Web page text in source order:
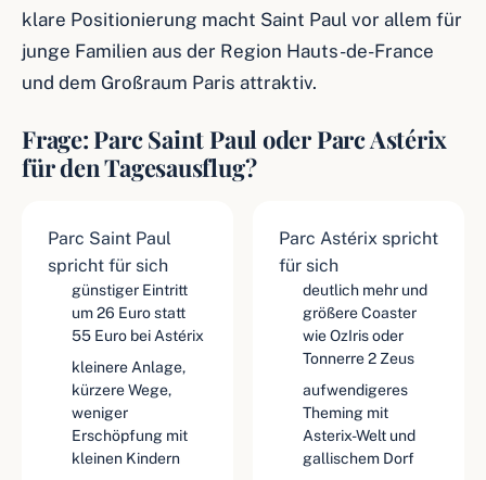
klare Positionierung macht Saint Paul vor allem für
junge Familien aus der Region Hauts-de-France
und dem Großraum Paris attraktiv.
Frage: Parc Saint Paul oder Parc Astérix
für den Tagesausflug?
Parc Saint Paul
spricht für sich
günstiger Eintritt
um 26 Euro statt
55 Euro bei Astérix
kleinere Anlage,
kürzere Wege,
weniger
Erschöpfung mit
kleinen Kindern
Parc Astérix spricht
für sich
deutlich mehr und
größere Coaster
wie OzIris oder
Tonnerre 2 Zeus
aufwendigeres
Theming mit
Asterix-Welt und
gallischem Dorf